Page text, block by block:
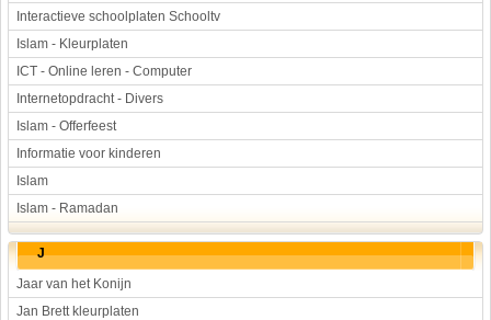
Interactieve schoolplaten Schooltv
Islam - Kleurplaten
ICT - Online leren - Computer
Internetopdracht - Divers
Islam - Offerfeest
Informatie voor kinderen
Islam
Islam - Ramadan
J
Jaar van het Konijn
Jan Brett kleurplaten